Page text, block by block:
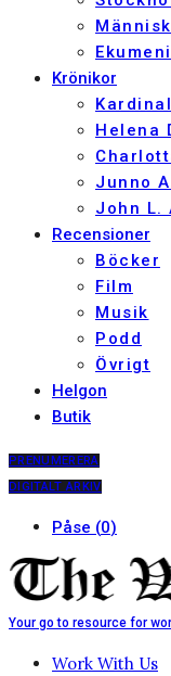
Krönikor
Helena
Junno
John L.
Recensioner
Böcker
Film
Musik
Podd
Övrigt
Helgon
Butik
PRENUMERERA
DIGITALT ARKIV
Påse (0)
Your go to resource for
Work With Us